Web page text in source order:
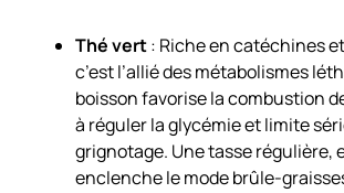
Thé vert: Riche en catéchines
c’est l’allié des métabolismes
boisson favorise la combustion
à réguler la glycémie et limite
grignotage. Une tasse régulière,
enclenche le mode brûle-